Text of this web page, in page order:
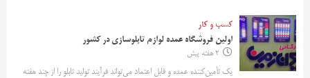
کسب و کار
اولین فروشگاه عمده لوازم تابلوسازی در کشور
2 هفته پیش
یک تأمین‌کننده عمده و قابل اعتماد می‌تواند فرآیند تولید تابلو را از چند هفته